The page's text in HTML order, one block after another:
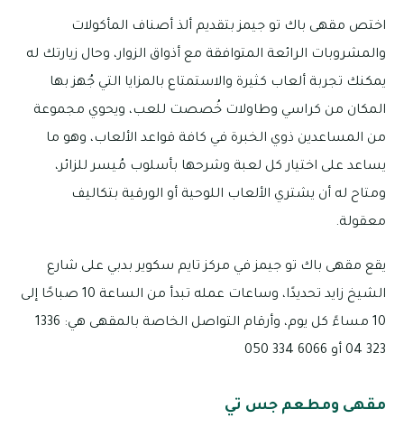
اختص مقهى باك تو جيمز بتقديم ألذ أصناف المأكولات
والمشروبات الرائعة المتوافقة مع أذواق الزوار، وحال زيارتك له
يمكنك تجربة ألعاب كثيرة والاستمتاع بالمزايا التي جُهز بها
المكان من كراسي وطاولات خُصصت للعب، ويحوي مجموعة
من المساعدين ذوي الخبرة في كافة قواعد الألعاب، وهو ما
يساعد على اختيار كل لعبة وشرحها بأسلوب مُيسر للزائر،
ومتاح له أن يشتري الألعاب اللوحية أو الورقية بتكاليف
معقولة.
يقع مقهى باك تو جيمز في مركز تايم سكوير بدبي على شارع
الشيخ زايد تحديدًا، وساعات عمله تبدأ من الساعة 10 صباحًا إلى
10 مساءً كل يوم، وأرقام التواصل الخاصة بالمقهى هي: 1336
323 04 أو 6066 334 050
مقهى ومطعم جس تي